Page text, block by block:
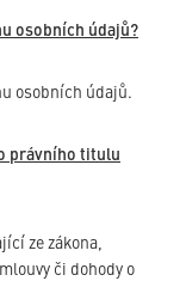
osobních údajů?
osobních údajů.
právního titulu
ze zákona,
či dohody o